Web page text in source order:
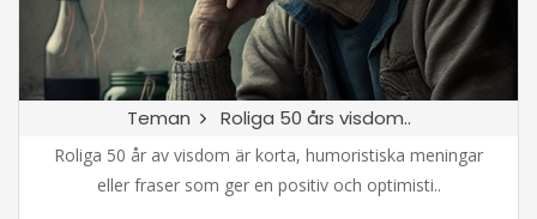
Teman Roliga 50 års visdom..
Roliga 50 år av visdom är korta, humoristiska meningar
eller fraser som ger en positiv och optimisti..